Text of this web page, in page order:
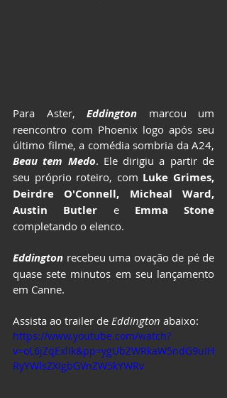
Para Aster, Eddington
marcou um
reencontro com Phoenix logo após seu
Beau tem Medo. Ele dirigiu a partir de
seu próprio roteiro, com Luke Grimes,
Deirdre O'Connell, Micheal Ward,
Austin Butler e
completando o elenco.
Eddington recebeu uma ovação de pé de
quase sete minutos em seu lançamento
em Canne.
Assista ao trailer de Eddington abaixo:
https://www.youtube.com/watch?
v=oL6jZqExlIk&pp=ygUbZWRkaW5ndG9uIH
RyYWlsZXIgbGVnZW5kYWRv